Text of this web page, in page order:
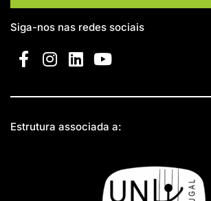
Siga-nos nas redes sociais
Estrutura associada a: